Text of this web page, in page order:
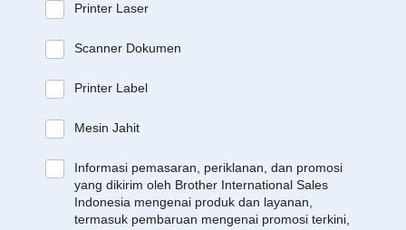
Printer Laser
Scanner Dokumen
Printer Label
Mesin Jahit
Informasi pemasaran, periklanan, dan promosi
yang dikirim oleh Brother International Sales
Indonesia mengenai produk dan layanan,
termasuk pembaruan mengenai promosi terkini,